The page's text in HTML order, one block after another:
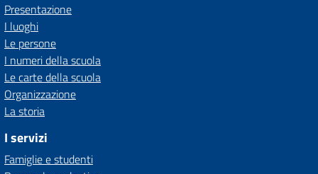
Presentazione
I luoghi
Le persone
I numeri della scuola
Le carte della scuola
Organizzazione
La storia
I servizi
Famiglie e studenti